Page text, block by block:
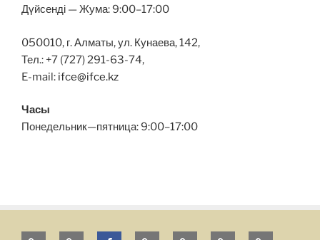
Дүйсенді — Жума: 9:00–17:00
050010, г. Алматы, ул. Кунаева, 142,
Тел.: +7 (727) 291-63-74,
E-mail: ifce@ifce.kz
Часы
Понедельник—пятница: 9:00–17:00